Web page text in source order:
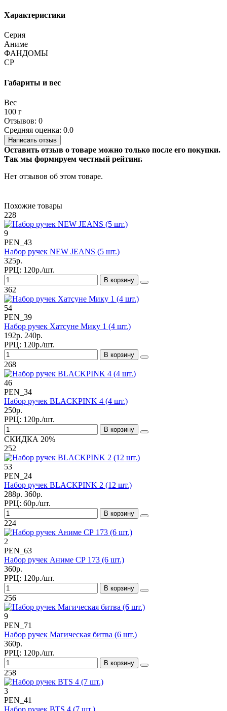
Характеристики
Серия
Аниме
ФАНДОМЫ
СР
Габариты и вес
Вес
100 г
Отзывов: 0
Средняя оценка: 0.0
Написать отзыв
Оставить отзыв о товаре можно только после его покупки.
Так мы формируем честный рейтинг.
Нет отзывов об этом товаре.
Похожие товары
228
9
PEN_43
Набор ручек NEW JEANS (5 шт.)
325р.
РРЦ: 120р./шт.
В корзину
362
54
PEN_39
Набор ручек Хатсуне Мику 1 (4 шт.)
192р. 240р.
РРЦ: 120р./шт.
В корзину
268
46
PEN_34
Набор ручек BLACKPINK 4 (4 шт.)
250р.
РРЦ: 120р./шт.
В корзину
СКИДКА 20%
252
53
PEN_24
Набор ручек BLACKPINK 2 (12 шт.)
288р. 360р.
РРЦ: 60р./шт.
В корзину
224
2
PEN_63
Набор ручек Аниме СР 173 (6 шт.)
360р.
РРЦ: 120р./шт.
В корзину
256
9
PEN_71
Набор ручек Магическая битва (6 шт.)
360р.
РРЦ: 120р./шт.
В корзину
258
3
PEN_41
Набор ручек BTS 4 (7 шт.)